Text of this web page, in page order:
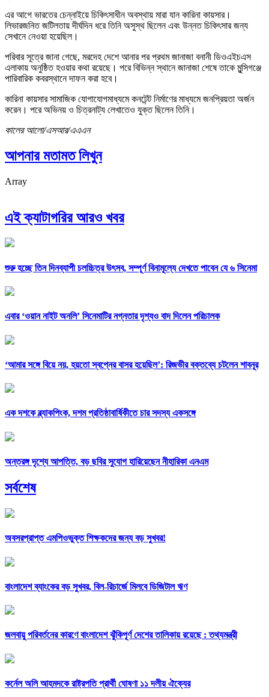
এর আগে ভারতের চেন্নাইয়ে চিকিৎসাধীন অবস্থায় মারা যান কারিনা কায়সার।
লিভারজনিত জটিলতায় দীর্ঘদিন ধরে তিনি অসুস্থ ছিলেন এবং উন্নত চিকিৎসার জন্য
সেখানে নেওয়া হয়েছিল।
পরিবার সূত্রে জানা গেছে, মরদেহ দেশে আনার পর প্রথম জানাজা বনানী ডিওএইচএস
এলাকায় অনুষ্ঠিত হওয়ার কথা রয়েছে। পরে বিভিন্ন স্থানে জানাজা শেষে তাকে মুন্সিগঞ্জে
পারিবারিক কবরস্থানে দাফন করা হবে।
কারিনা কায়সার সামাজিক যোগাযোগমাধ্যমে কনটেন্ট নির্মাণের মাধ্যমে জনপ্রিয়তা অর্জন
করেন। পরে অভিনয় ও চিত্রনাট্য লেখাতেও যুক্ত ছিলেন তিনি।
কালের আলো/এসআর/এএএন
আপনার মতামত লিখুন
Array
এই ক্যাটাগরির আরও খবর
শুরু হচ্ছে তিন দিনব্যাপী চলচ্চিত্র উৎসব, সম্পূর্ণ বিনামূল্যে দেখতে পাবেন যে ৬ সিনেমা
এবার ‘ওয়ান নাইট অনলি’ সিনেমাটির নগ্নতার দৃশ্যও বাদ দিলেন পরিচালক
‘আমার সঙ্গে বিয়ে নয়, হয়তো স্বপ্নের বাসর হয়েছিল’: রিজভীর বক্তব্যে চটলেন শাবনূর
এক দশকে ব্ল্যাকপিংক, দশম প্রতিষ্ঠাবার্ষিকীতে চার সদস্য একসঙ্গে
অন্তরঙ্গ দৃশ্যে আপত্তি, বড় ছবির সুযোগ হারিয়েছেন নীহারিকা এনএম
সর্বশেষ
অবসরপ্রাপ্ত এমপিওভুক্ত শিক্ষকদের জন্য বড় সুখবর!
বাংলাদেশ ব্যাংকের বড় সুখবর, বিল-রিচার্জে মিলবে ডিজিটাল ঋণ
জলবায়ু পরিবর্তনের কারণে বাংলাদেশ ঝুঁকিপূর্ণ দেশের তালিকায় রয়েছে : তথ্যমন্ত্রী
কর্নেল অলি আহমদকে রাষ্ট্রপতি প্রার্থী ঘোষণা ১১ দলীয় ঐক্যের